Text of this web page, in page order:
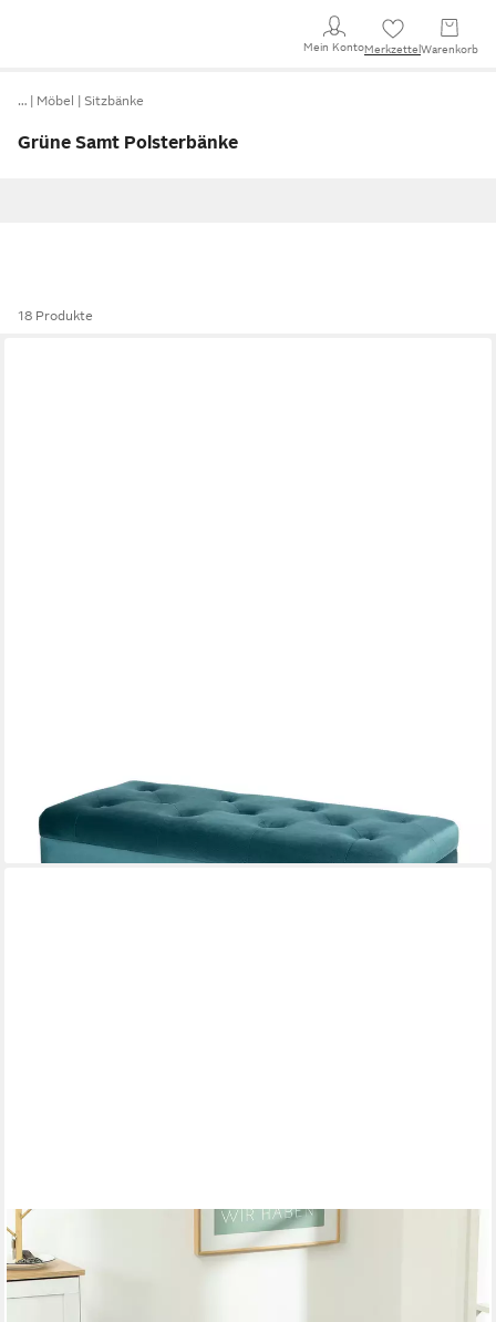
Mein KontoMerkzettel Warenkorb
… Möbel Sitzbänke
Grüne Samt Polsterbänke
18 Produkte
lieferbar - in 4-5 Werktagen bei dir
Polsterbank Sitzbank mit Cordbezug, Metallbeinen, Flurmöbel,
220 kg belastbar (Schuhbank, 1-St., getuftete Bettbank), für